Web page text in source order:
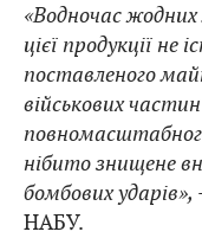
«Водночас
цієї продукції не
поставленого
військових
нібито знищене
бомбових ударів»,
НАБУ.